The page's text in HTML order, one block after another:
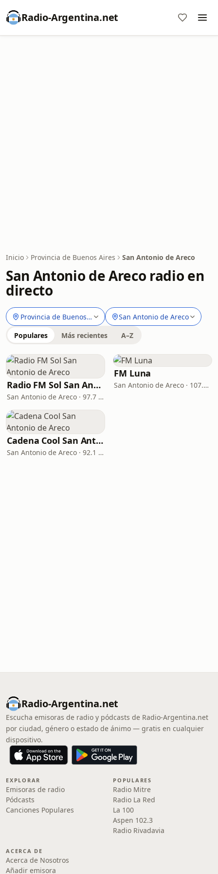
Radio-Argentina.net
Inicio Provincia de Buenos Aires San Antonio de Areco
San Antonio de Areco radio en
directo
Provincia de Buenos Aires San Antonio de Areco
Populares Más recientes A–Z
Radio FM Sol San Antonio de Areco
San Antonio de Areco · 97.7 FM
FM Luna
San Antonio de Areco · 107.1 FM
Cadena Cool San Antonio de Areco
San Antonio de Areco · 92.1 FM
Radio-Argentina.net
Escucha emisoras de radio y pódcasts de Radio-Argentina.net
por ciudad, género o estado de ánimo — gratis en cualquier
dispositivo.
EXPLORAR
Emisoras de radio
Pódcasts
Canciones Populares
POPULARES
Radio Mitre
Radio La Red
La 100
Aspen 102.3
Radio Rivadavia
ACERCA DE
Acerca de Nosotros
Añadir emisora